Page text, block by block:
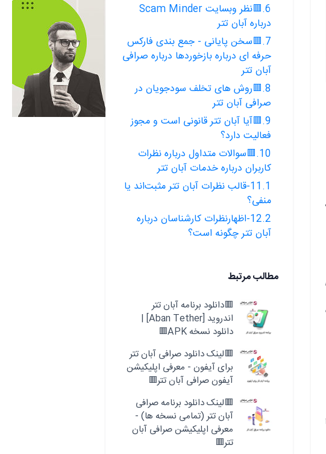
6.🟥نظر وبسایت Scam Minder
درباره آبان تتر
7.🟥سخن پایانی - جمع بندی فارکس
حرفه ای درباره بازخوردها درباره صرافی
آبان تتر
8.🟥روش های تخلف سودجویان در
صرافی آبان تتر
9.🟥آیا آبان تتر قانونی است و مجوز
فعالیت دارد؟
10.🟥سوالات متداول درباره نظرات
کاربران درباره خدمات آبان تتر
11.1-قالب نظرات آبان تتر مثبت‌اند یا
منفی؟
12.2-اظهارنظرات کارشناسان درباره
آبان تتر چگونه است؟
مطالب مرتبط
🟥دانلود برنامه آبان تتر
اندروید [Aban Tether] |
دانلود نسخه APK🟥
🟥لینک دانلود صرافی آبان تتر
برای آیفون - معرفی اپلیکیشن
آیفون صرافی آبان تتر🟥
🟥لینک دانلود برنامه صرافی
آبان تتر (تمامی نسخه ها) -
معرفی اپلیکیشن صرافی آبان
تتر🟥